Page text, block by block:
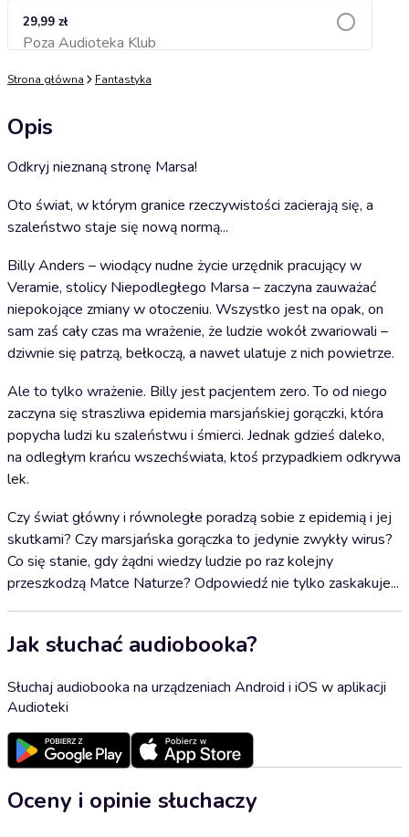
29,99 zł
Poza Audioteka KlubDodaj do koszyka
Strona główna Fantastyka
Opis
Odkryj nieznaną stronę Marsa!
Oto świat, w którym granice rzeczywistości zacierają się, a
szaleństwo staje się nową normą...
Billy Anders – wiodący nudne życie urzędnik pracujący w
Veramie, stolicy Niepodległego Marsa – zaczyna zauważać
niepokojące zmiany w otoczeniu. Wszystko jest na opak, on
sam zaś cały czas ma wrażenie, że ludzie wokół zwariowali –
dziwnie się patrzą, bełkoczą, a nawet ulatuje z nich powietrze.
Ale to tylko wrażenie. Billy jest pacjentem zero. To od niego
zaczyna się straszliwa epidemia marsjańskiej gorączki, która
popycha ludzi ku szaleństwu i śmierci. Jednak gdzieś daleko,
na odległym krańcu wszechświata, ktoś przypadkiem odkrywa
lek.
Czy świat główny i równoległe poradzą sobie z epidemią i jej
skutkami? Czy marsjańska gorączka to jedynie zwykły wirus?
Co się stanie, gdy żądni wiedzy ludzie po raz kolejny
przeszkodzą Matce Naturze? Odpowiedź nie tylko zaskakuje...
Jak słuchać audiobooka?
Słuchaj audiobooka na urządzeniach Android i iOS w aplikacji
Audioteki
Oceny i opinie słuchaczy